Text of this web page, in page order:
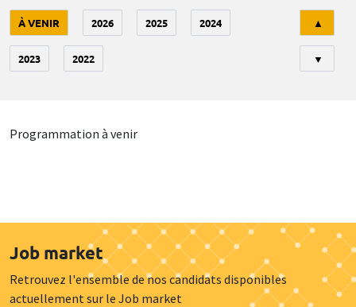
À VENIR 2026 2025 2024
2023 2022
▲
▼
Programmation à venir
Job market
Retrouvez l'ensemble de nos candidats disponibles
actuellement sur le Job market